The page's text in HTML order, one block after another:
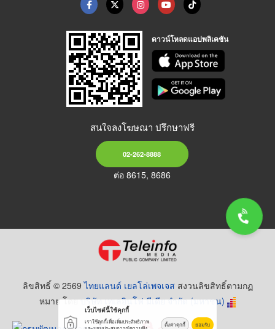
ดาวน์โหลดแอปพลิเคชัน
สนใจลงโฆษณา ปรึกษาฟรี
02-262-8888
ต่อ 8615, 8686
ลิขสิทธิ์ © 2569ไทยแลนด์ เยลโล่เพจเจส สงวนลิขสิทธิ์ตามกฏ
หมาย โดยบริษัท เทเลอินโฟ มีเดีย จำกัด (มหาชน)
เว็บไซต์นี้ใช้คุกกี้
เราใช้คุกกี้เพื่อเพิ่มประสิทธิภาพ
ตั้งค่าคุกกี้ ยอมรับ